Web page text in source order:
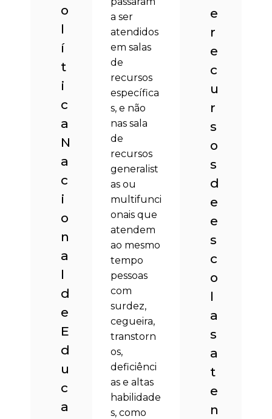
o
l
í
t
i
c
a
N
a
c
i
o
n
a
l
d
e
E
d
u
c
a
e
r
e
c
u
r
s
o
s
d
e
e
s
c
o
l
a
s
a
t
e
n
a ser
atendidos
em salas
de
recursos
específica
s, e não
nas sala
de
recursos
generalist
as ou
multifunci
onais que
atendem
ao mesmo
tempo
pessoas
com
surdez,
cegueira,
transtorn
os,
deficiênci
as e altas
habilidade
s, como